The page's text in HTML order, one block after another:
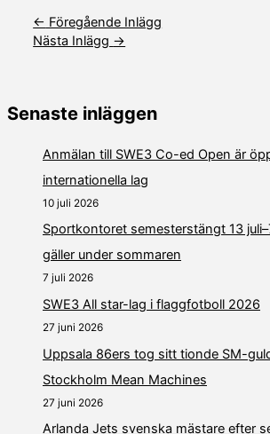
← Föregående Inlägg
Nästa Inlägg →
Senaste inläggen
Anmälan till SWE3 Co-ed Open är
internationella lag
10 juli 2026
Sportkontoret semesterstängt 13
gäller under sommaren
7 juli 2026
SWE3 All star-lag i flaggfotboll 2026
27 juni 2026
Uppsala 86ers tog sitt tionde SM-
Stockholm Mean Machines
27 juni 2026
Arlanda Jets svenska mästare efter